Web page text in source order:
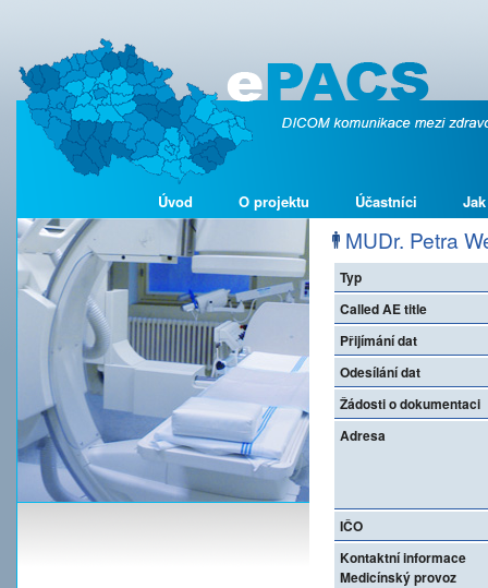
Úvod O projektu Účastníci
MUDr. Petra
Typ
Called AE title
Přijímání dat
Odesílání dat
Žádosti o dokumentaci
Adresa
IČO
Kontaktní informace
Medicínský provoz